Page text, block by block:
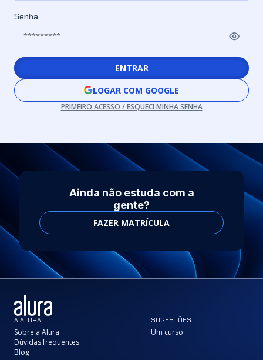
Senha
ENTRAR
LOGAR COM GOOGLE
PRIMEIRO ACESSO / ESQUECI MINHA SENHA
Ainda não estuda com a
gente?
FAZER MATRÍCULA
A ALURA
Sobre a Alura
Dúvidas frequentes
Blog
SUGESTÕES
Um curso